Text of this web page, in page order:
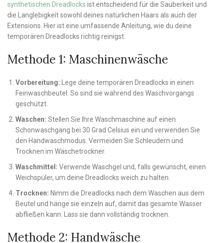
synthetischen Dreadlocks ist entscheidend für die Sauberkeit und
die Langlebigkeit sowohl deines natürlichen Haars als auch der
Extensions. Hier ist eine umfassende Anleitung, wie du deine
temporären Dreadlocks richtig reinigst.
Methode 1: Maschinenwäsche
Vorbereitung: Lege deine temporären Dreadlocks in einen
Feinwaschbeutel. So sind sie während des Waschvorgangs
geschützt.
Waschen: Stellen Sie Ihre Waschmaschine auf einen
Schonwaschgang bei 30 Grad Celsius ein und verwenden Sie
den Handwaschmodus. Vermeiden Sie Schleudern und
Trocknen im Wäschetrockner.
Waschmittel: Verwende Waschgel und, falls gewünscht, einen
Weichspüler, um deine Dreadlocks weich zu halten.
Trocknen: Nimm die Dreadlocks nach dem Waschen aus dem
Beutel und hänge sie einzeln auf, damit das gesamte Wasser
abfließen kann. Lass sie dann vollständig trocknen.
Methode 2: Handwäsche